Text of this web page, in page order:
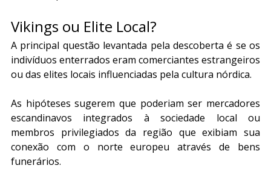
Vikings ou Elite Local?
A principal questão levantada pela descoberta é se os
indivíduos enterrados eram comerciantes estrangeiros
ou das elites locais influenciadas pela cultura nórdica.
As hipóteses sugerem que poderiam ser mercadores
escandinavos integrados à sociedade local ou
membros privilegiados da região que exibiam sua
conexão com o norte europeu através de bens
funerários.